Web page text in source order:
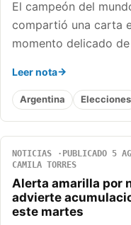
El campeón del
compartió una carta
momento delicado
Leer nota
Argentina Elecciones
NOTICIAS PUBLICADO 5
CAMILA TORRES
Alerta amarilla por
advierte
este martes